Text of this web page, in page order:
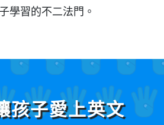
學習的不二法門。
孩子愛上英文